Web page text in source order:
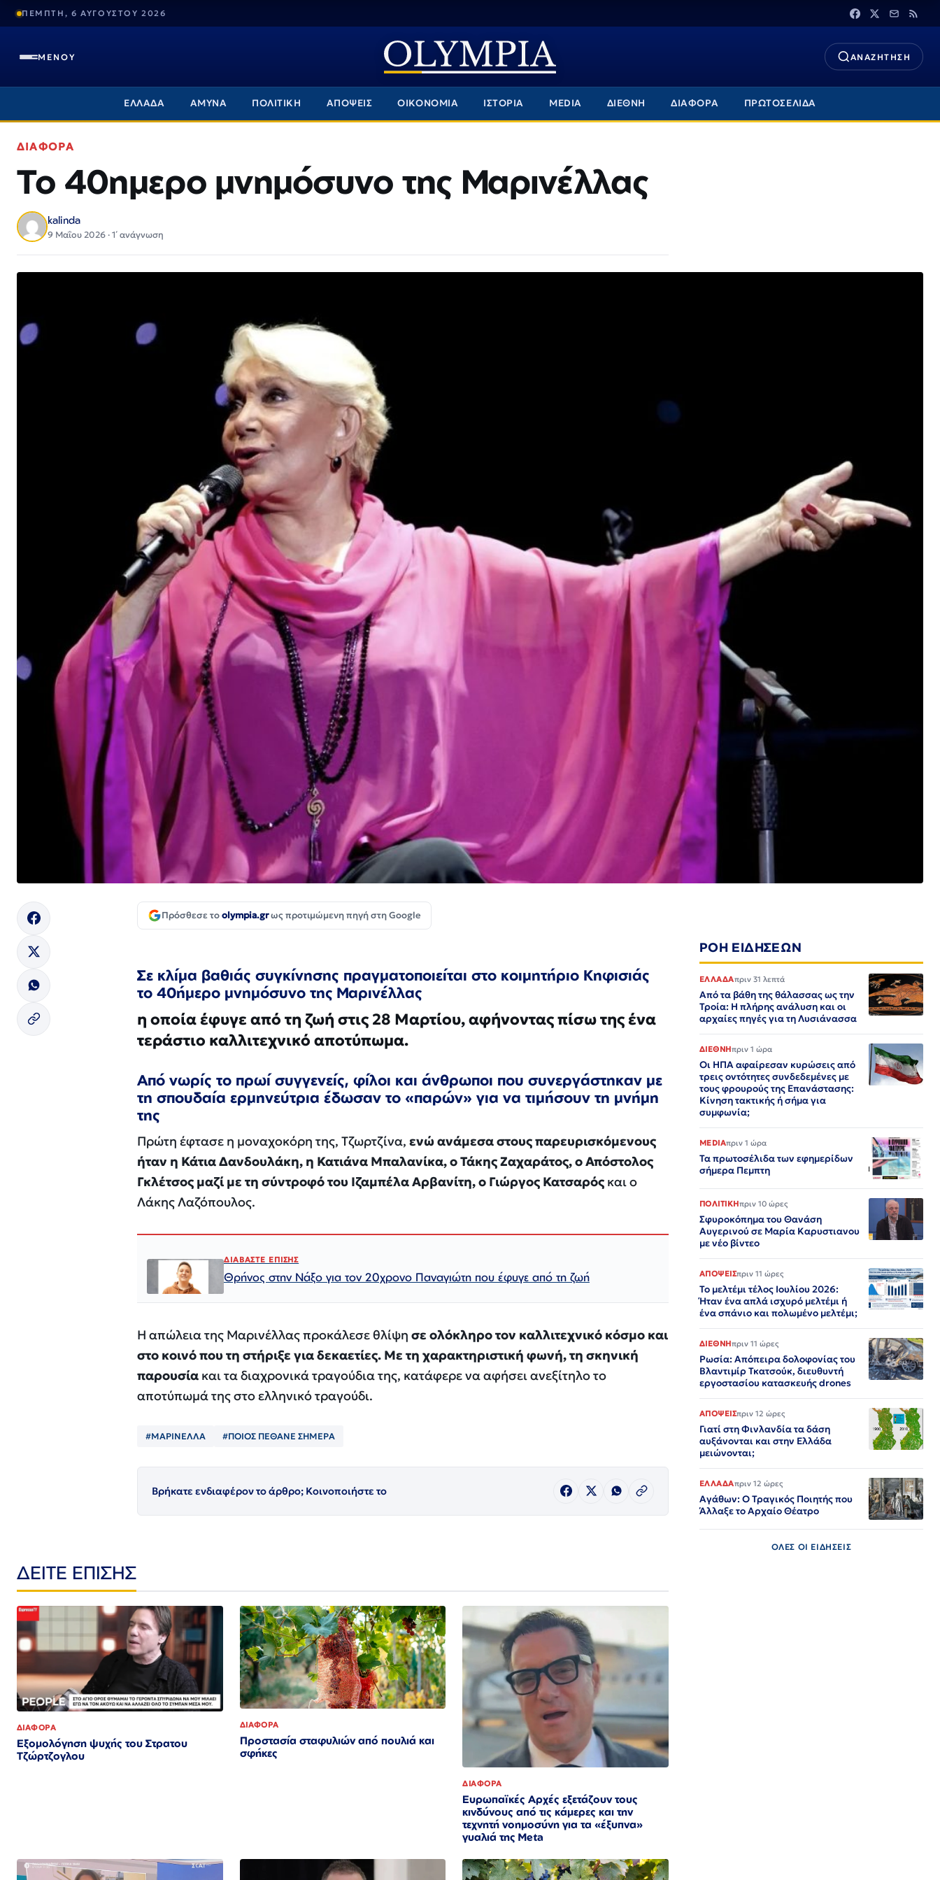
ΠΕΜΠΤΗ, 6 ΑΥΓΟΥΣΤΟΥ 2026
ΜΕΝΟΥ ΑΝΑΖΗΤΗΣΗ
ΕΛΛΑΔΑ ΑΜΥΝΑ ΠΟΛΙΤΙΚΗ ΑΠΟΨΕΙΣ ΟΙΚΟΝΟΜΙΑ ΙΣΤΟΡΙΑ MEDIA ΔΙΕΘΝΗ ΔΙΑΦΟΡΑ ΠΡΩΤΟΣΕΛΙΔΑ
ΔΙΑΦΟΡΑ
Το 40ημερο μνημόσυνο της Μαρινέλλας
kalinda
9 Μαΐου 2026 · 1΄ ανάγνωση
Πρόσθεσε τοolympia.grως προτιμώμενη πηγή στη Google
Σε κλίμα βαθιάς συγκίνησης πραγματοποιείται στο κοιμητήριο Κηφισιάς
το 40ήμερο μνημόσυνο της Μαρινέλλας
η οποία έφυγε από τη ζωή στις 28 Μαρτίου, αφήνοντας πίσω της ένα
τεράστιο καλλιτεχνικό αποτύπωμα.
Από νωρίς το πρωί συγγενείς, φίλοι και άνθρωποι που συνεργάστηκαν με
τη σπουδαία ερμηνεύτρια έδωσαν το «παρών» για να τιμήσουν τη μνήμη
της
Πρώτη έφτασε η μοναχοκόρη της, Τζωρτζίνα, ενώ ανάμεσα στους παρευρισκόμενους
ήταν η Κάτια Δανδουλάκη, η Κατιάνα Μπαλανίκα, ο Τάκης Ζαχαράτος, ο Απόστολος
Γκλέτσος μαζί με τη σύντροφό του Ιζαμπέλα Αρβανίτη, ο Γιώργος Κατσαρός και ο
Λάκης Λαζόπουλος.
ΔΙΑΒΑΣΤΕ ΕΠΙΣΗΣ
Θρήνος στην Νάξο για τον 20χρονο Παναγιώτη που έφυγε από τη ζωή
Η απώλεια της Μαρινέλλας προκάλεσε θλίψη σε ολόκληρο τον καλλιτεχνικό κόσμο και
στο κοινό που τη στήριξε για δεκαετίες. Με τη χαρακτηριστική φωνή, τη σκηνική
παρουσία και τα διαχρονικά τραγούδια της, κατάφερε να αφήσει ανεξίτηλο το
αποτύπωμά της στο ελληνικό τραγούδι.
#ΜΑΡΙΝΕΛΛΑ #ΠΟΙΟΣ ΠΈΘΑΝΕ ΣΗΜΕΡΑ
Βρήκατε ενδιαφέρον το άρθρο; Κοινοποιήστε το
ΔΕΙΤΕ ΕΠΙΣΗΣ
ΔΙΑΦΟΡΑ
Εξομολόγηση ψυχής του Στρατου
Τζώρτζογλου
ΔΙΑΦΟΡΑ
Προστασία σταφυλιών από πουλιά και
σφήκες
ΔΙΑΦΟΡΑ
Ευρωπαϊκές Αρχές εξετάζουν τους
κινδύνους από τις κάμερες και την
τεχνητή νοημοσύνη για τα «έξυπνα»
γυαλιά της Meta
ΡΟΗ ΕΙΔΗΣΕΩΝ
ΕΛΛΑΔΑπριν 31 λεπτά
Από τα βάθη της θάλασσας ως την
Τροία: Η πλήρης ανάλυση και οι
αρχαίες πηγές για τη Λυσιάνασσα
ΔΙΕΘΝΗπριν 1 ώρα
Οι ΗΠΑ αφαίρεσαν κυρώσεις από
τρεις οντότητες συνδεδεμένες με
τους φρουρούς της Επανάστασης:
Κίνηση τακτικής ή σήμα για
συμφωνία;
MEDIAπριν 1 ώρα
Τα πρωτοσέλιδα των εφημερίδων
σήμερα Πεμπτη
ΠΟΛΙΤΙΚΗπριν 10 ώρες
Σφυροκόπημα του Θανάση
Αυγερινού σε Μαρία Καρυστιανου
με νέο βίντεο
ΑΠΟΨΕΙΣπριν 11 ώρες
Το μελτέμι τέλος Ιουλίου 2026:
Ήταν ένα απλά ισχυρό μελτέμι ή
ένα σπάνιο και πολωμένο μελτέμι;
ΔΙΕΘΝΗπριν 11 ώρες
Ρωσία: Απόπειρα δολοφονίας του
Βλαντιμίρ Τκατσούκ, διευθυντή
εργοστασίου κατασκευής drones
ΑΠΟΨΕΙΣπριν 12 ώρες
Γιατί στη Φινλανδία τα δάση
αυξάνονται και στην Ελλάδα
μειώνονται;
ΕΛΛΑΔΑπριν 12 ώρες
Αγάθων: Ο Τραγικός Ποιητής που
Άλλαξε το Αρχαίο Θέατρο
ΟΛΕΣ ΟΙ ΕΙΔΗΣΕΙΣ